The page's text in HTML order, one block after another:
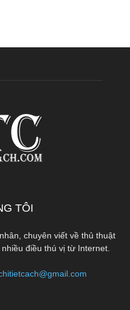
TÔI
chuyên viết về thủ thuật
điều thú vị từ Internet.